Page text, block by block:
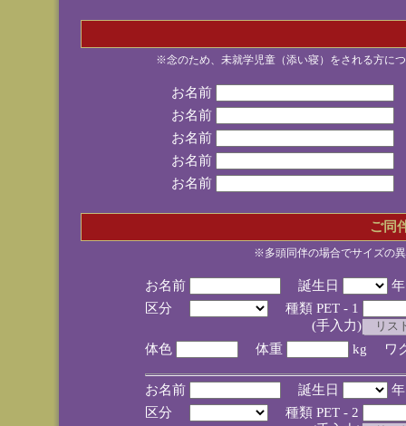
※念のため、未就学児童（添い寝）をされる方に
お名前
お名前
お名前
お名前
お名前
ご同
※多頭同伴の場合でサイズの
お名前 誕生日
区分
種類 PET - 1
(手入力)
体色
体重 kg ワ
お名前 誕生日
区分
種類 PET - 2